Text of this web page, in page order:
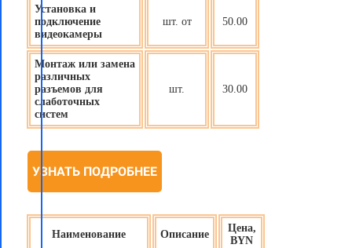
Установка и
подключение
видеокамеры
шт. от 50.00
Монтаж или замена
различных
разъемов для
слаботочных
систем
шт. 30.00
УЗНАТЬ ПОДРОБНЕЕ
Наименование Описание
Цена,
BYN